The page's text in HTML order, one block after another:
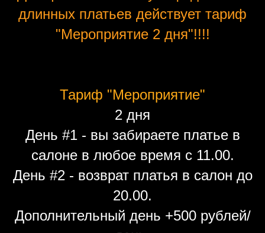
длинных платьев действует тариф
"Мероприятие 2 дня"!!!!
Тариф "Мероприятие"
2 дня
День #1 - вы забираете платье в
салоне в любое время с 11.00.
День #2 - возврат платья в салон до
20.00.
Дополнительный день +500 рублей/